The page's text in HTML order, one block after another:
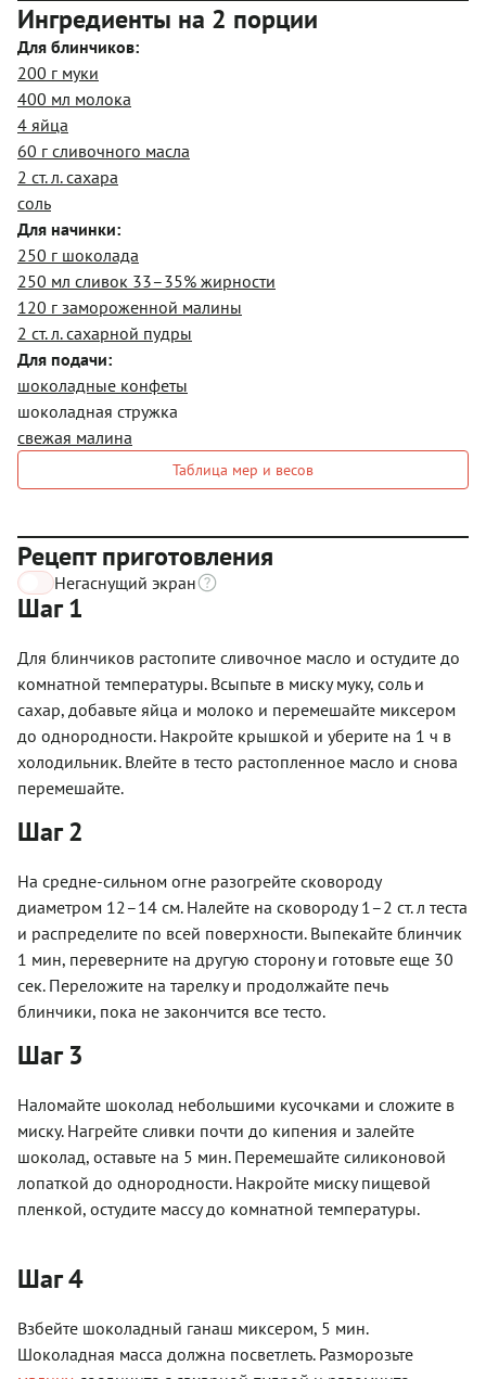
Ингредиенты на 2 порции
Для блинчиков:
200 г муки
400 мл молока
4 яйца
60 г сливочного масла
2 ст. л. сахара
соль
Для начинки:
250 г шоколада
250 мл сливок 33–35% жирности
120 г замороженной малины
2 ст. л. сахарной пудры
Для подачи:
шоколадные конфеты
шоколадная стружка
свежая малина
Таблица мер и весов
Рецепт приготовления
Негаснущий экран
Шаг 1
Для блинчиков растопите сливочное масло и остудите до
комнатной температуры. Всыпьте в миску муку, соль и
сахар, добавьте яйца и молоко и перемешайте миксером
до однородности. Накройте крышкой и уберите на 1 ч в
холодильник. Влейте в тесто растопленное масло и снова
перемешайте.
Шаг 2
На средне-сильном огне разогрейте сковороду
диаметром 12–14 см. Налейте на сковороду 1–2 ст. л теста
и распределите по всей поверхности. Выпекайте блинчик
1 мин, переверните на другую сторону и готовьте еще 30
сек. Переложите на тарелку и продолжайте печь
блинчики, пока не закончится все тесто.
Шаг 3
Наломайте шоколад небольшими кусочками и сложите в
миску. Нагрейте сливки почти до кипения и залейте
шоколад, оставьте на 5 мин. Перемешайте силиконовой
лопаткой до однородности. Накройте миску пищевой
пленкой, остудите массу до комнатной температуры.
Шаг 4
Взбейте шоколадный ганаш миксером, 5 мин.
Шоколадная масса должна посветлеть. Разморозьте